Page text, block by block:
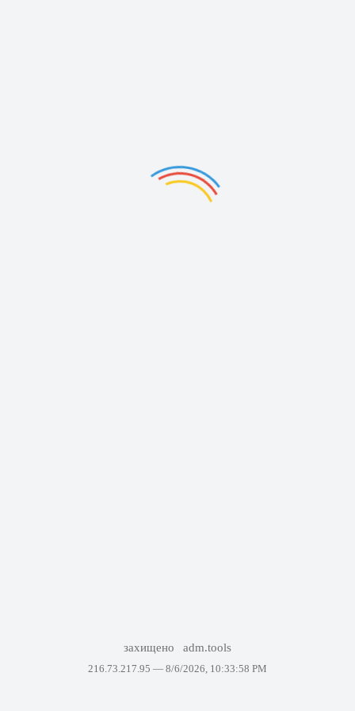
захищено adm.tools
216.73.217.95 — 8/6/2026, 10:33:58 PM